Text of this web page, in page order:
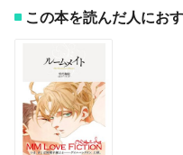
この本を読んだ人にお